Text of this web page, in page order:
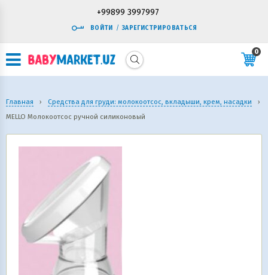
+99899 3997997
ВОЙТИ / ЗАРЕГИСТРИРОВАТЬСЯ
0
Главная › Средства для груди: молокоотсос, вкладыши, крем, насадки
›
MELLO Молокоотсос ручной силиконовый